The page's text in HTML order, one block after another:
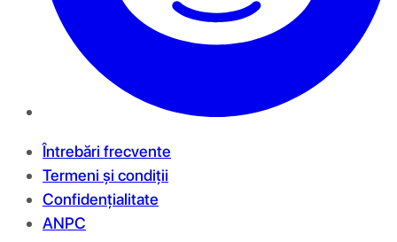
Întrebări frecvente
Termeni și condiții
Confidențialitate
ANPC